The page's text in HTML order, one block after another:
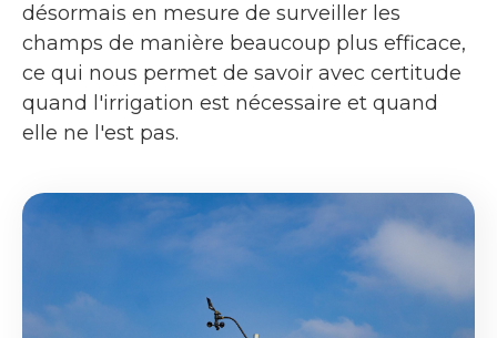
désormais en mesure de surveiller les
champs de manière beaucoup plus efficace,
ce qui nous permet de savoir avec certitude
quand l'irrigation est nécessaire et quand
elle ne l'est pas.